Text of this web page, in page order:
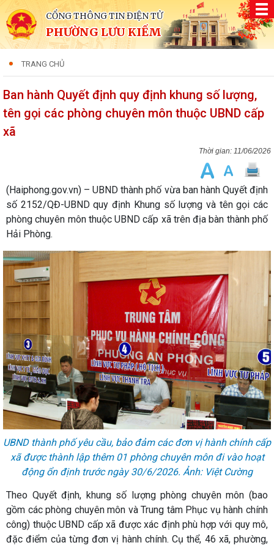
CỔNG THÔNG TIN ĐIỆN TỬ
PHƯỜNG LƯU KIẾM
TRANG CHỦ
Ban hành Quyết định quy định khung số lượng,
tên gọi các phòng chuyên môn thuộc UBND cấp
xã
11/06/2026
(Haiphong.gov.vn) – UBND thành phố vừa ban hành Quyết định
số 2152/QĐ-UBND quy định Khung số lượng và tên gọi các
phòng chuyên môn thuộc UBND cấp xã trên địa bàn thành phố
Hải Phòng.
UBND thành phố yêu cầu, bảo đảm các đơn vị hành chính cấp
xã được thành lập thêm 01 phòng chuyên môn đi vào hoạt
động ổn định trước ngày 30/6/2026. Ảnh: Việt Cường
Theo Quyết định, khung số lượng phòng chuyên môn (bao
gồm các phòng chuyên môn và Trung tâm Phục vụ hành chính
công) thuộc UBND cấp xã được xác định phù hợp với quy mô,
đặc điểm của từng đơn vị hành chính. Cụ thể, 46 xã, phường,